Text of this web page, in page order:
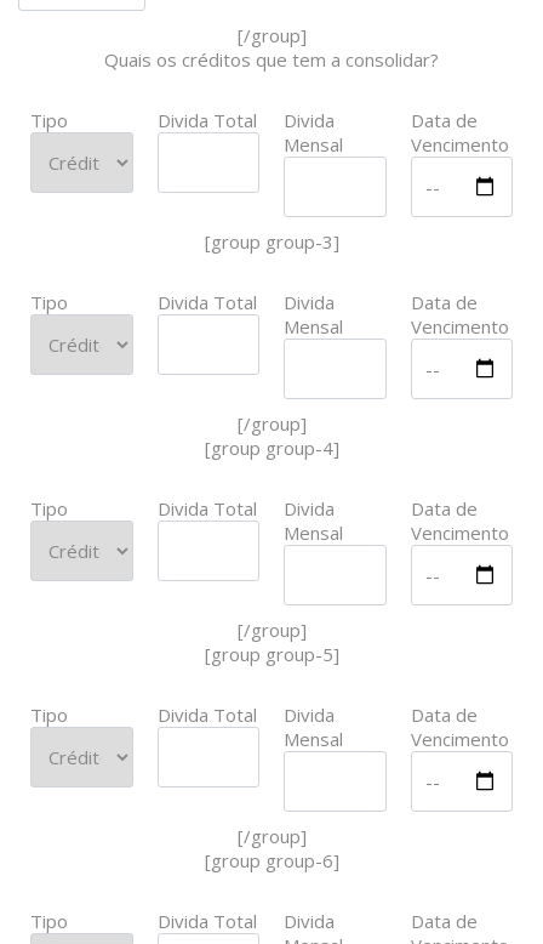
[/group]
Quais os créditos que tem a consolidar?
Tipo Divida Total
Divida
Mensal
Data de
Vencimento
[group group-3]
Tipo Divida Total
Divida
Mensal
Data de
Vencimento
[/group]
[group group-4]
Tipo Divida Total
Divida
Mensal
Data de
Vencimento
[/group]
[group group-5]
Tipo Divida Total
Divida
Mensal
Data de
Vencimento
[/group]
[group group-6]
Tipo Divida Total
Divida
Data de